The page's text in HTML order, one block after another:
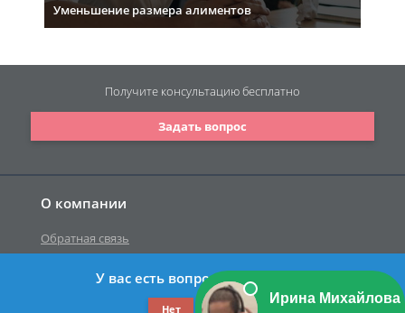
Уменьшение размера алиментов
О компании
Обратная связь
©2019-2026 Все права защищены.
Задать вопрос
Получите консультациюбесплатно
У вас есть вопрос к юристу?
Нет Да